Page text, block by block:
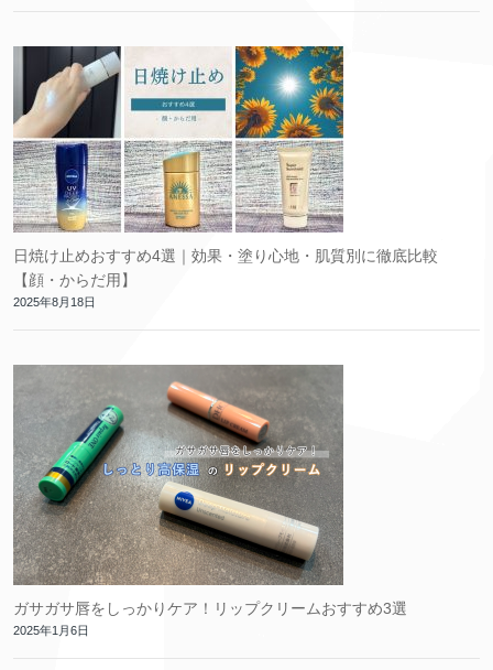
日焼け止めおすすめ4選｜効果・塗り心地・肌質別に徹底比較
【顔・からだ用】
2025年8月18日
ガサガサ唇をしっかりケア！リップクリームおすすめ3選
2025年1月6日